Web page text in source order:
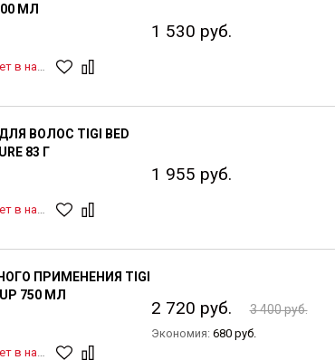
МЛ
в наличии
1 530 руб.
ВОЛОС TIGI BED
83 Г
в наличии
1 955 руб.
ПРИМЕНЕНИЯ TIGI
UP 750 МЛ
в наличии
2 720 руб. 3 400 руб.
Экономия: 680 руб.